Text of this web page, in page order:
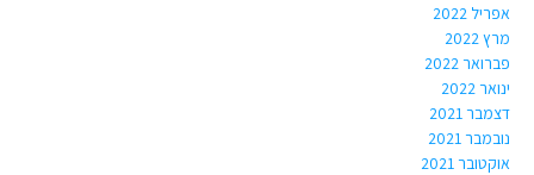
אפריל 2022
מרץ 2022
פברואר 2022
ינואר 2022
דצמבר 2021
נובמבר 2021
אוקטובר 2021